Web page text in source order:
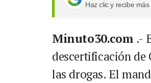
Haz clic y recibe
Minuto30.com .-
descertificación de
las drogas. El